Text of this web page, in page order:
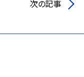
次の記事